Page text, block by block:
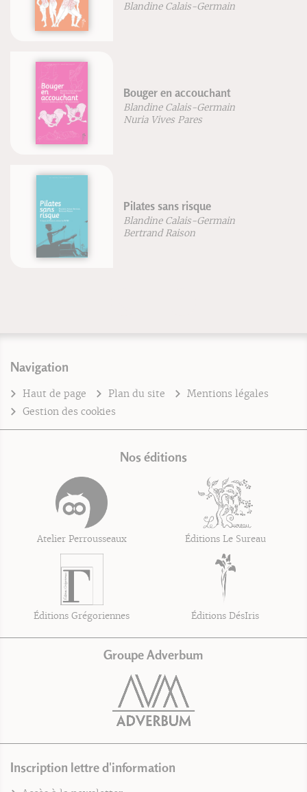
Blandine Calais-Germain
Bouger en accouchant
Blandine Calais-Germain
Nuria Vives Pares
Pilates sans risque
Blandine Calais-Germain
Bertrand Raison
Navigation
Haut de page Plan du site
Mentions légales
Gestion des cookies
Nos éditions
Atelier Perrousseaux Éditions Le Sureau
Éditions Grégoriennes Éditions DésIris
Groupe Adverbum
Inscription lettre d'information